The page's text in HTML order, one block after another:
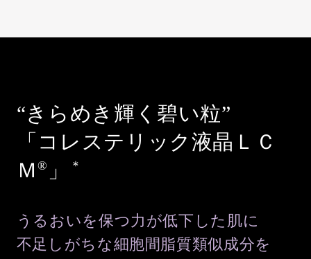
“きらめき輝く碧い粒”
「コレステリック液晶ＬＣ
Ｍ® 」 ＊
うるおいを保つ力が低下した肌に
不足しがちな細胞間脂質類似成分を